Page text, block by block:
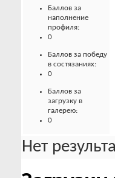
Баллов за
наполнение
профиля:
0
Баллов за победу
в состязаниях:
0
Баллов за
загрузку в
галерею:
0
Нет